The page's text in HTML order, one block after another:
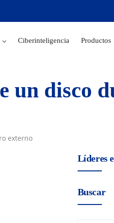
Ciberinteligencia Productos
un disco
externo
Líderes
Buscar